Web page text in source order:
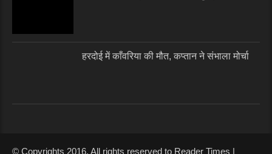
हरदोई में काँवरिया की मौत, कप्तान ने संभाला मोर्चा
© Copyrights 2016. All rights reserved to Reader Times |